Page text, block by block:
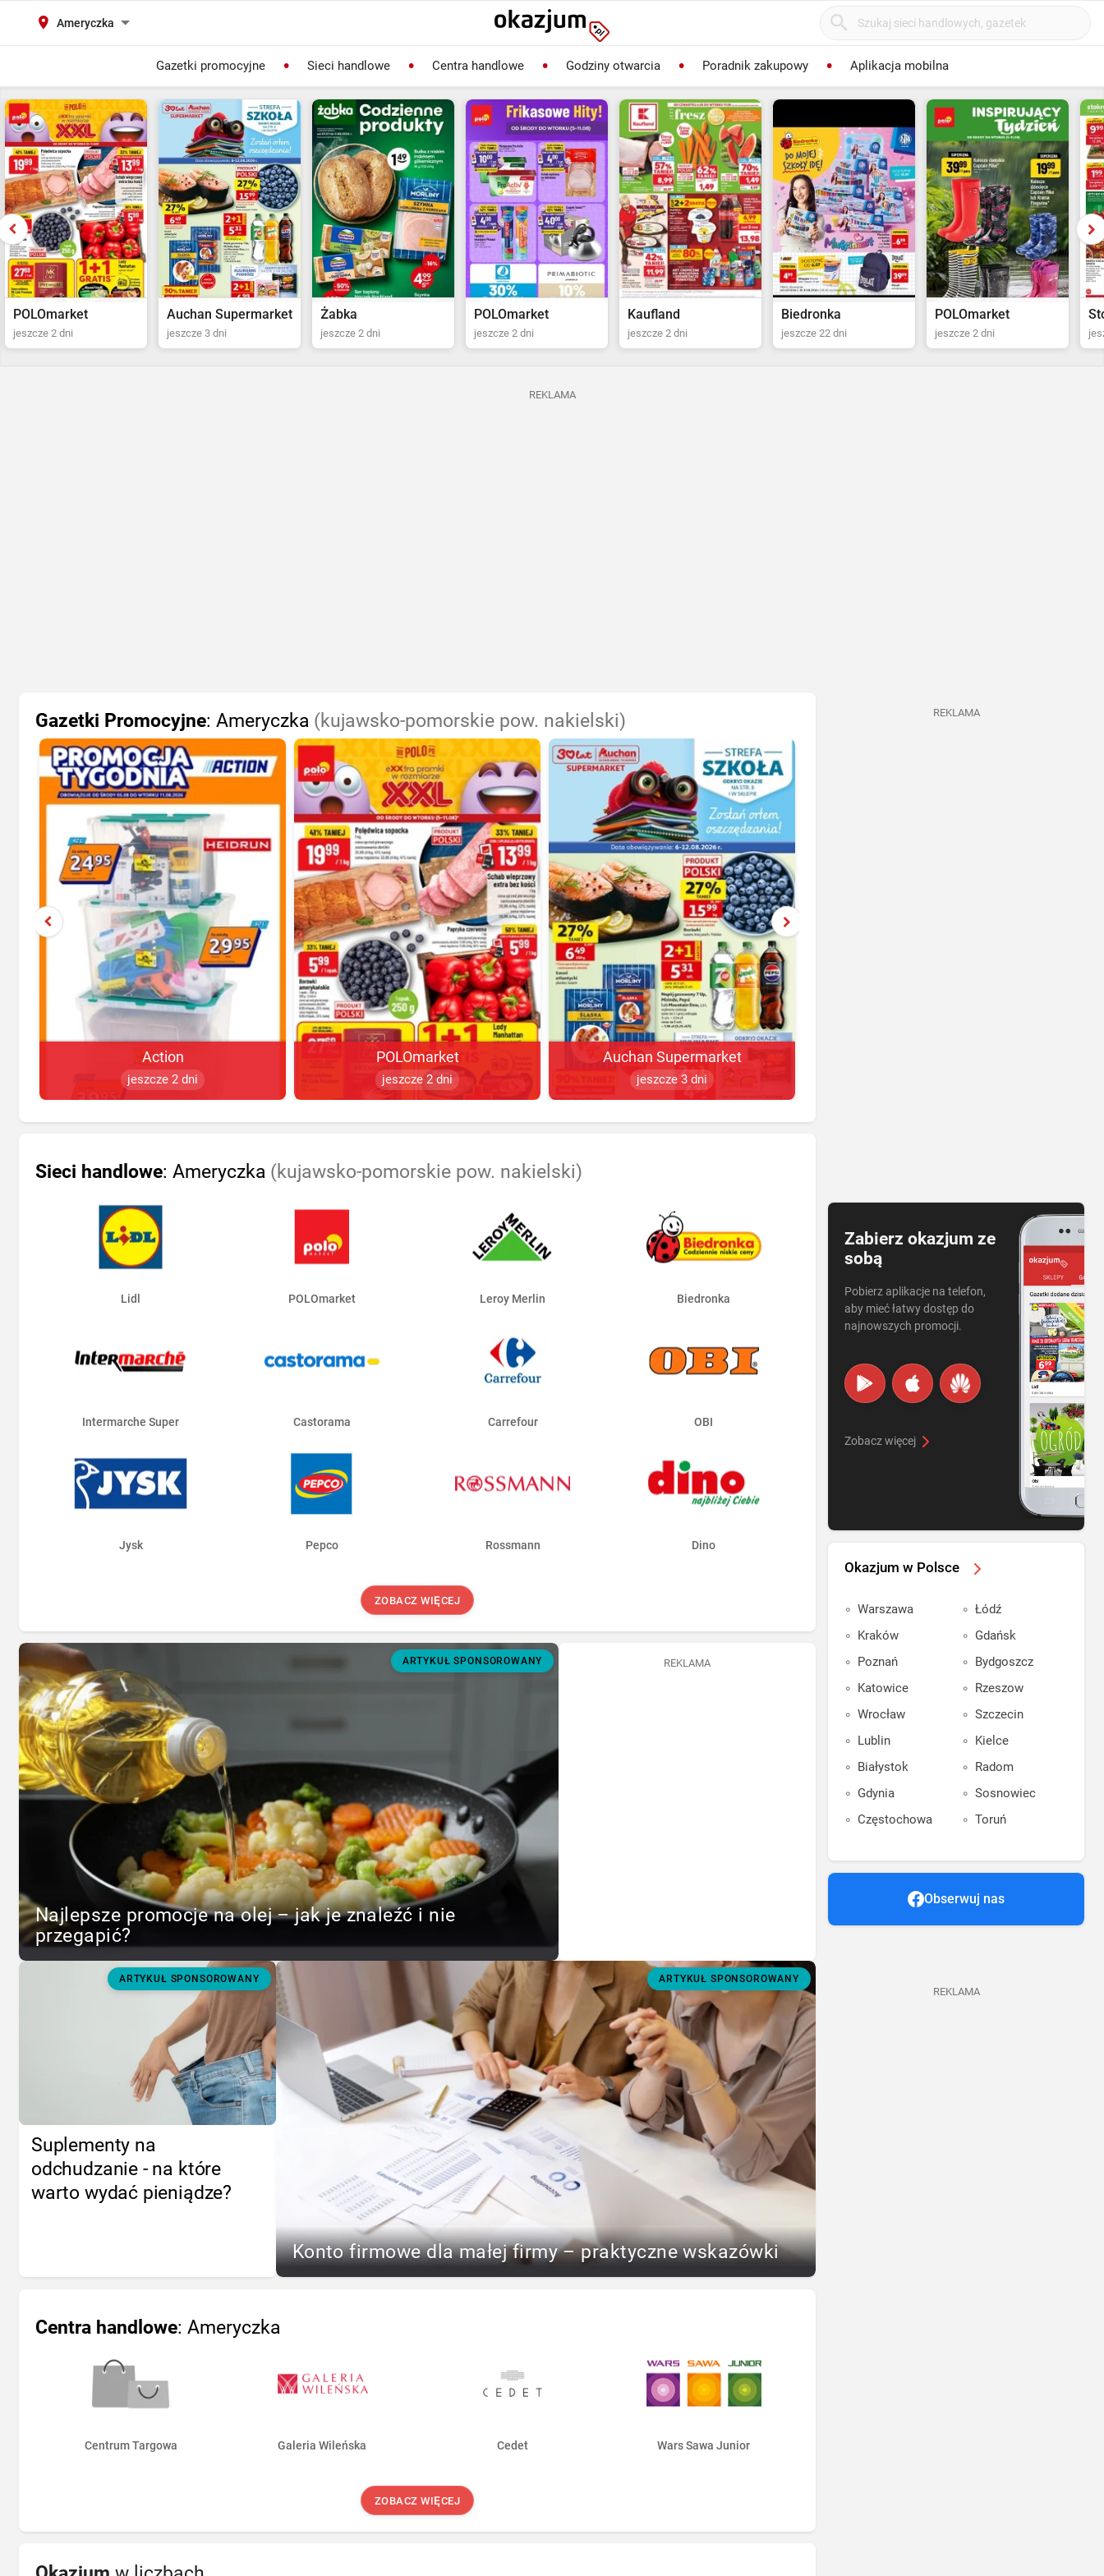
Ameryczka
Gazetki promocyjne Sieci handlowe Centra handlowe Godziny otwarcia Poradnik zakupowy Aplikacja mobilna
Auchan Supermarket
jeszcze 3 dni
Żabka
jeszcze 2 dni
POLOmarket
jeszcze 2 dni
Kaufland
jeszcze 2 dni
Biedronka
jeszcze 22 dni
POLOmarket
jeszcze 2 dni jeszcze 3 dni od
REKLAMA
Gazetki Promocyjne: Ameryczka (kujawsko-pomorskie pow. nakielski)
Action
jeszcze 2 dni
POLOmarket
jeszcze 2 dni
Auchan Supermarket
jeszcze 3 dni
Sieci handlowe: Ameryczka (kujawsko-pomorskie pow. nakielski)
Lidl POLOmarket Leroy Merlin Biedronka
Intermarche Super Castorama Carrefour OBI
Jysk Pepco Rossmann Dino
ZOBACZ WIĘCEJ
ARTYKUŁ SPONSOROWANY
Najlepsze promocje na olej – jak je znaleźć i nie
przegapić?
REKLAMA
ARTYKUŁ SPONSOROWANY
Suplementy na
odchudzanie - na które
warto wydać pieniądze?
ARTYKUŁ SPONSOROWANY
Konto firmowe dla małej firmy – praktyczne wskazówki
Centra handlowe: Ameryczka
Centrum Targowa Galeria Wileńska Cedet Wars Sawa Junior
ZOBACZ WIĘCEJ
REKLAMA
Zabierz okazjum ze
sobą
Pobierz aplikacje na telefon,
aby mieć łatwy dostęp do
najnowszych promocji.
Zobacz więcej
Okazjum w Polsce
Warszawa
Kraków
Poznań
Katowice
Wrocław
Lublin
Białystok
Gdynia
Częstochowa
Łódź
Gdańsk
Bydgoszcz
Rzeszow
Szczecin
Kielce
Radom
Sosnowiec
Toruń
Obserwuj nas
REKLAMA